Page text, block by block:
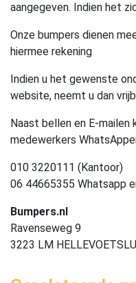
aangegeven. Indien het
Onze bumpers dienen
hiermee rekening
Indien u het gewenste
website, neemt u dan
Naast bellen en E-mailen
medewerkers
010 3220111 (Kantoor)
06 44665355 Whatsapp
Bumpers.nl
Ravenseweg 9
3223 LM